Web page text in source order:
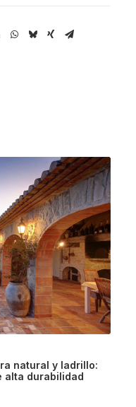
natural y ladrillo:
alta durabilidad